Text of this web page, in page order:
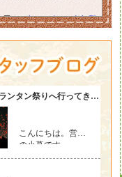
七夕ですね
めてお願い事しましょう
戸建て 徒歩6分
やリフォームなど…
の物件です(*_ _)
←詳細はこちらから
有り
1LDK
たりの良いお部屋(^^)/
』←クリック必須です
日 メゾンスズキ 南与野
日 エクレール与野本町Ⅱ
4分 1R
したリノベデザインルー
洋室7帖、南向き角部